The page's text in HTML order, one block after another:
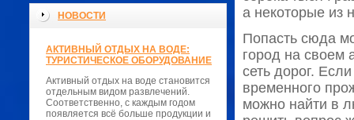
НОВОСТИ
АКТИВНЫЙ ОТДЫХ НА ВОДЕ:
ТУРИСТИЧЕСКОЕ ОБОРУДОВАНИЕ
Активный отдых на воде становится
отдельным видом развлечений.
Соответственно, с каждым годом
появляется всё больше продукции и
а некоторые из
Попасть сюда
город на своем
сеть дорог.
временного
можно найти в